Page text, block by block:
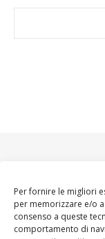
Per fornire le migliori
per memorizzare e/o
consenso a queste
comportamento di